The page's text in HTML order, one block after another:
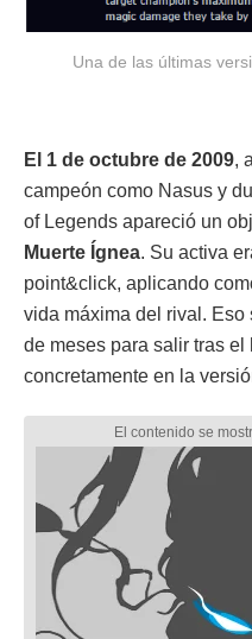
Una de las últimas
El 1 de octubre de 2009,
campeón como Nasus y
of Legends apareció un
Muerte Ígnea. Su activa
point&click, aplicando
vida máxima del rival.
de meses para salir tras
concretamente en la